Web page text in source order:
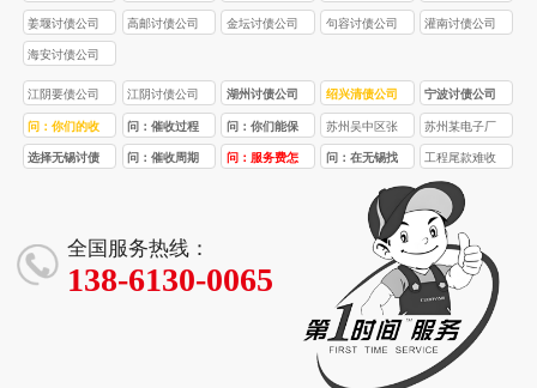
姜堰讨债公司 高邮讨债公司 金坛讨债公司 句容讨债公司 灌南讨债公司
海安讨债公司
江阴要债公司 江阴讨债公司 湖州讨债公司 绍兴清债公司 宁波讨债公司
问：你们的收
费标准为什么
问：催收过程
中，我需要配
问：你们能保
证 100% 回款
苏州吴中区张
先生 35 万借款
苏州某电子厂
180 万货款催
选择无锡讨债
问：催收周期
问：服务费怎
问：在无锡找
要提供哪些材
工程尾款难收
是行业通病
全国服务热线：
138-6130-0065